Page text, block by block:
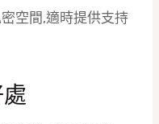
空間,適時提供支持